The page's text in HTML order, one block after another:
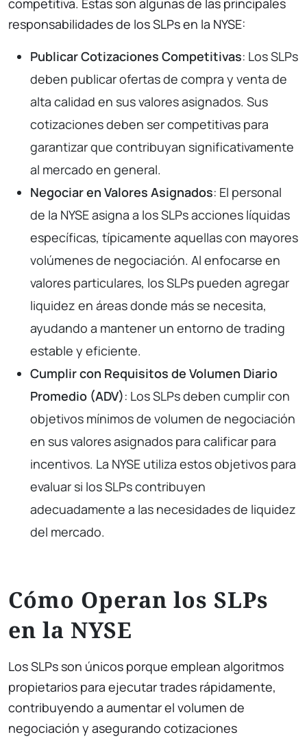
responsabilidades de los SLPs en la NYSE:
Publicar Cotizaciones Competitivas: Los SLPs
deben publicar ofertas de compra y venta de
alta calidad en sus valores asignados. Sus
cotizaciones deben ser competitivas para
garantizar que contribuyan significativamente
al mercado en general.
Negociar en Valores Asignados: El personal
de la NYSE asigna a los SLPs acciones líquidas
específicas, típicamente aquellas con mayores
volúmenes de negociación. Al enfocarse en
valores particulares, los SLPs pueden agregar
liquidez en áreas donde más se necesita,
ayudando a mantener un entorno de trading
estable y eficiente.
Cumplir con Requisitos de Volumen Diario
Promedio (ADV): Los SLPs deben cumplir con
objetivos mínimos de volumen de negociación
en sus valores asignados para calificar para
incentivos. La NYSE utiliza estos objetivos para
evaluar si los SLPs contribuyen
adecuadamente a las necesidades de liquidez
del mercado.
Cómo Operan los SLPs
en la NYSE
Los SLPs son únicos porque emplean algoritmos
propietarios para ejecutar trades rápidamente,
contribuyendo a aumentar el volumen de
negociación y asegurando cotizaciones